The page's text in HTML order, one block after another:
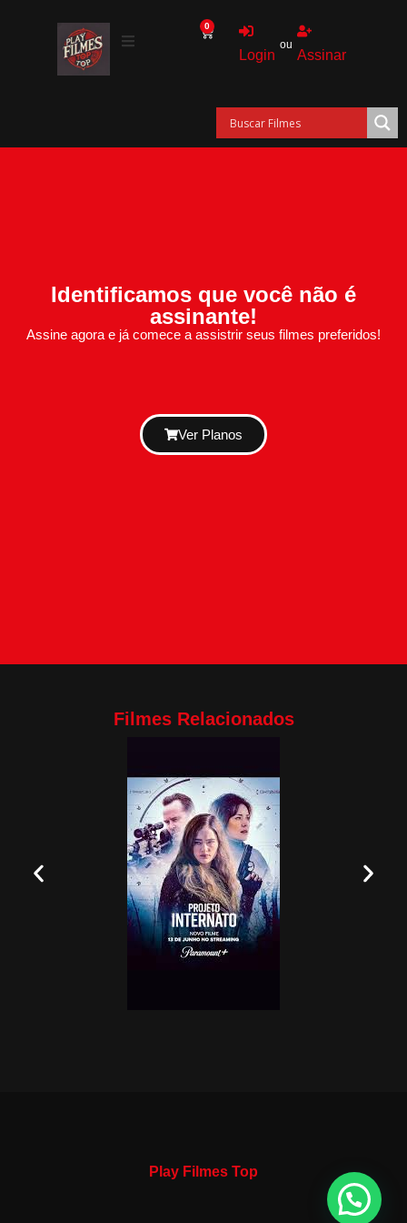
0
Login
ou
Assinar
Identificamos que você não é
assinante!
Assine agora e já comece a assistrir seus filmes preferidos!
Ver Planos
Filmes Relacionados
Play Filmes Top